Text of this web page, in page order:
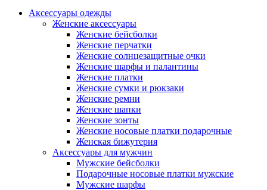
Аксессуары одежды
Женские аксессуары
Женские бейсболки
Женские перчатки
Женские солнцезащитные очки
Женские шарфы и палантины
Женские платки
Женские сумки и рюкзаки
Женские ремни
Женские шапки
Женские зонты
Женские носовые платки подарочные
Женская бижутерия
Аксессуары для мужчин
Мужские бейсболки
Подарочные носовые платки мужские
Мужские шарфы